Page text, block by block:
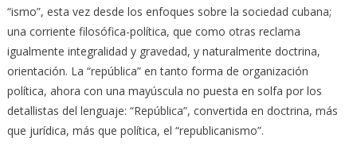
“ismo”, esta vez desde los enfoques sobre la sociedad cubana;
una corriente filosófica-política, que como otras reclama
igualmente integralidad y gravedad, y naturalmente doctrina,
orientación. La “república” en tanto forma de organización
política, ahora con una mayúscula no puesta en solfa por los
detallistas del lenguaje: “República”, convertida en doctrina, más
que jurídica, más que política, el “republicanismo”.